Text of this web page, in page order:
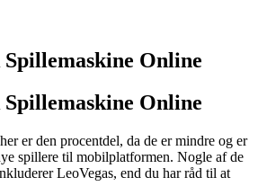
Online
Online
er den procentdel, da de er mindre og er
spillere til mobilplatformen. Nogle af de
LeoVegas, end du har råd til at